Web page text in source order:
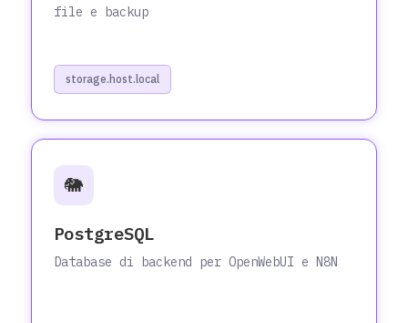
file e backup
storage.host.local
🐘
PostgreSQL
Database di backend per OpenWebUI e N8N